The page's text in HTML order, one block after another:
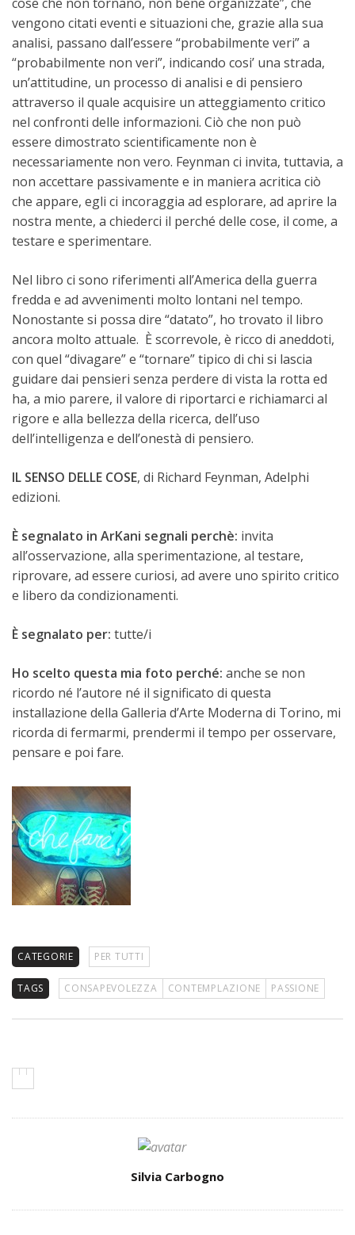
vengono citati eventi e situazioni che, grazie alla sua
analisi, passano dall’essere “probabilmente veri” a
“probabilmente non veri”, indicando cosi’ una strada,
un’attitudine, un processo di analisi e di pensiero
attraverso il quale acquisire un atteggiamento critico
nel confronti delle informazioni. Ciò che non può
essere dimostrato scientificamente non è
necessariamente non vero. Feynman ci invita, tuttavia, a
non accettare passivamente e in maniera acritica ciò
che appare, egli ci incoraggia ad esplorare, ad aprire la
nostra mente, a chiederci il perché delle cose, il come, a
testare e sperimentare.
Nel libro ci sono riferimenti all’America della guerra
fredda e ad avvenimenti molto lontani nel tempo.
Nonostante si possa dire “datato”, ho trovato il libro
ancora molto attuale. È scorrevole, è ricco di aneddoti,
con quel “divagare” e “tornare” tipico di chi si lascia
guidare dai pensieri senza perdere di vista la rotta ed
ha, a mio parere, il valore di riportarci e richiamarci al
rigore e alla bellezza della ricerca, dell’uso
dell’intelligenza e dell’onestà di pensiero.
IL SENSO DELLE COSE, di Richard Feynman, Adelphi
edizioni.
È segnalato in ArKani segnali perchè: invita
all’osservazione, alla sperimentazione, al testare,
riprovare, ad essere curiosi, ad avere uno spirito critico
e libero da condizionamenti.
È segnalato per: tutte/i
Ho scelto questa mia foto perché: anche se non
ricordo né l’autore né il significato di questa
installazione della Galleria d’Arte Moderna di Torino, mi
ricorda di fermarmi, prendermi il tempo per osservare,
pensare e poi fare.
CATEGORIE PER TUTTI
TAGS CONSAPEVOLEZZA CONTEMPLAZIONE PASSIONE
Silvia Carbogno